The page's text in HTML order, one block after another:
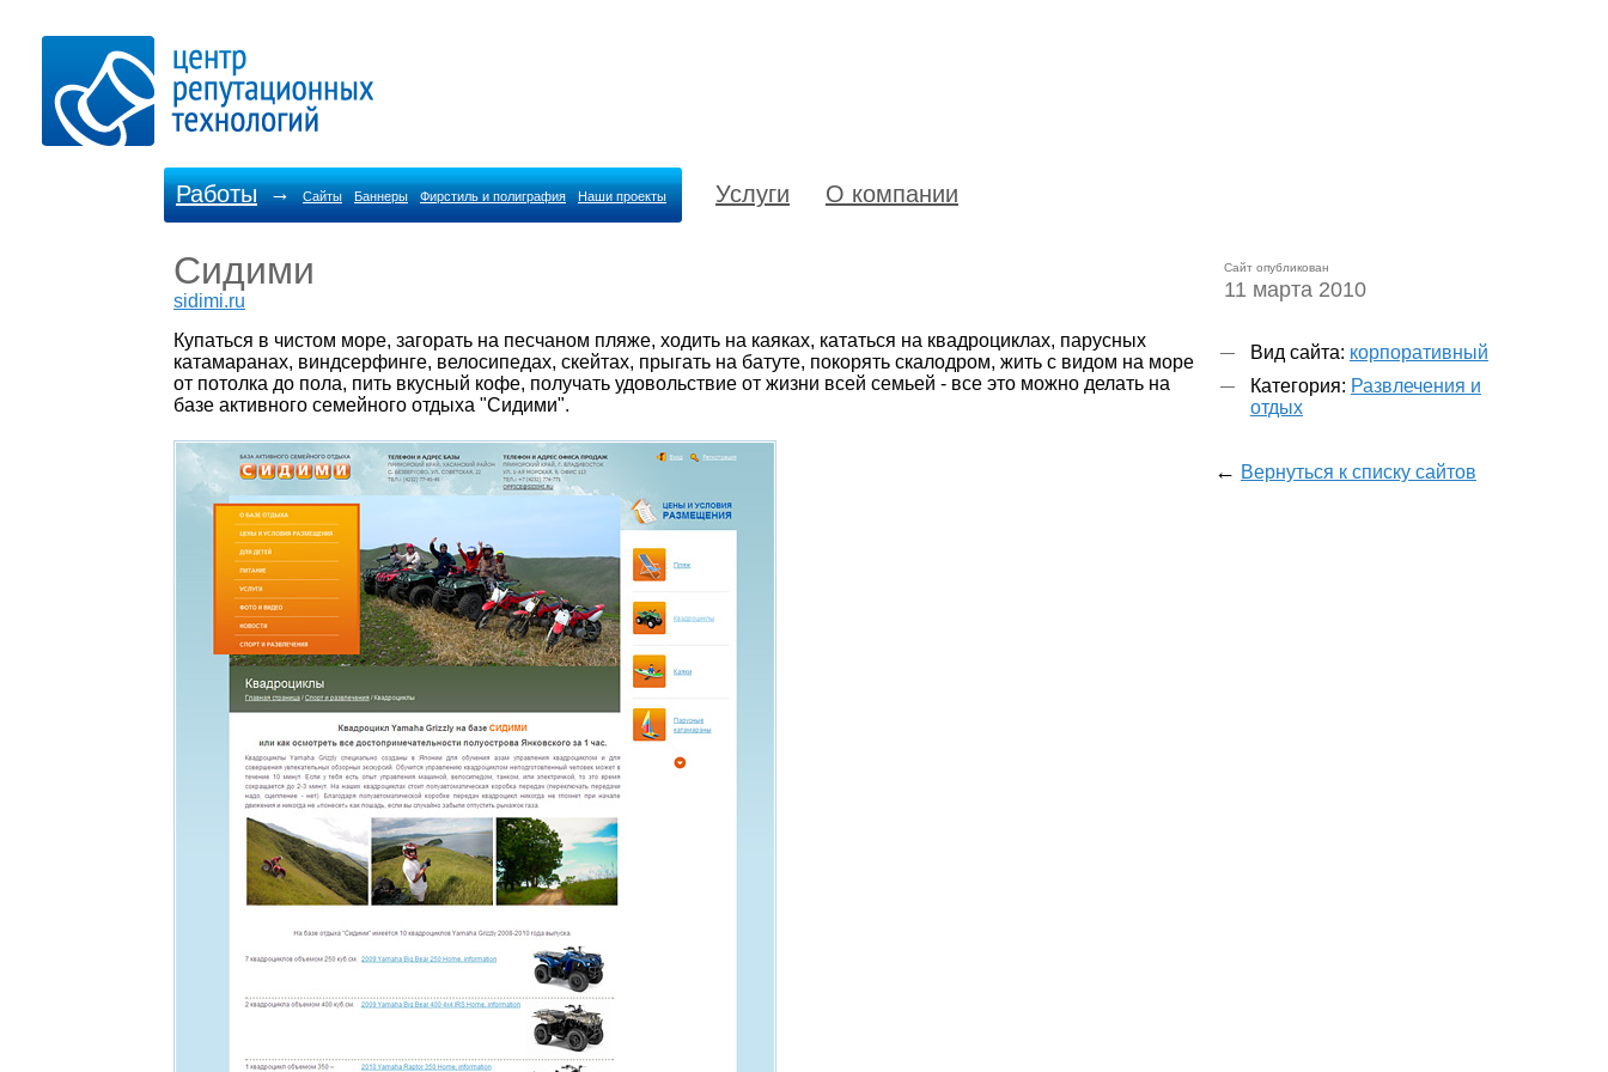
Работы → Сайты Баннеры Фирстиль и полиграфия Наши проекты Услуги О компании
Сидими
sidimi.ru
Сайт опубликован
11 марта 2010
Вид сайта: корпоративный
Категория: Развлечения и
отдых
← Вернуться к списку сайтов
Купаться в чистом море, загорать на песчаном пляже, ходить на каяках, кататься на квадроциклах, парусных
катамаранах, виндсерфинге, велосипедах, скейтах, прыгать на батуте, покорять скалодром, жить с видом на море
от потолка до пола, пить вкусный кофе, получать удовольствие от жизни всей семьей - все это можно делать на
базе активного семейного отдыха "Сидими".